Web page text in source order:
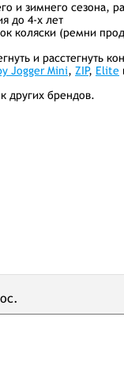
и зимнего сезона,
до 4-х лет
коляски (ремни
и расстегнуть
Jogger Mini, ZIP, Еlite
других брендов.